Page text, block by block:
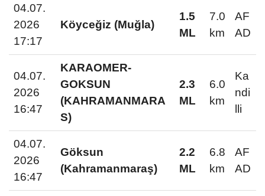
04.07.
2026
17:17
Köyceğiz (Muğla)
1.5
ML
7.0
km
AF
AD
04.07.
2026
16:47
KARAOMER-
GOKSUN
(KAHRAMANMARA
S)
2.3
ML
6.0
km
Ka
ndi
lli
04.07.
2026
16:47
Göksun
(Kahramanmaraş)
2.2
ML
6.8
km
AF
AD